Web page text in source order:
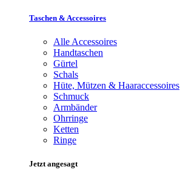
Taschen & Accessoires
Alle Accessoires
Handtaschen
Gürtel
Schals
Hüte, Mützen & Haaraccessoires
Schmuck
Armbänder
Ohrringe
Ketten
Ringe
Jetzt angesagt